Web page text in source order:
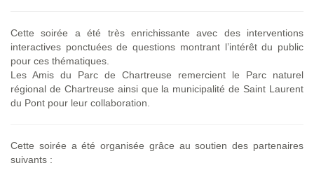
Cette soirée a été très enrichissante avec des interventions
interactives ponctuées de questions montrant l’intérêt du public
pour ces thématiques.
Les Amis du Parc de Chartreuse remercient le Parc naturel
régional de Chartreuse ainsi que la municipalité de Saint Laurent
du Pont pour leur collaboration.
Cette soirée a été organisée grâce au soutien des partenaires
suivants :